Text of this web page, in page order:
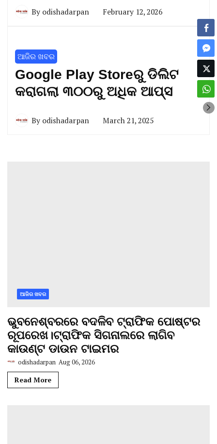
By odishadarpan February 12, 2026
ଆଜିର ଖବର
Google Play Storeରୁ ଡିଲିଟ
କରାଗଲା ୩୦୦ରୁ ଅଧିକ ଆପ୍ସ
By odishadarpan March 21, 2025
ଆଜିର ଖବର
ଭୁବନେଶ୍ବରରେ ବଦଳିବ ଟ୍ରାଫିକ ପୋଷ୍ଟର
ରୂପରେଖ।ଟ୍ରାଫିକ ସିଗନାଲରେ ଲାଗିବ
କାଉଣ୍ଟ ଡାଉନ ଟାଇମର
odishadarpan Aug 06, 2026
Read More